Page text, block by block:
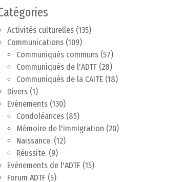
Activités culturelles (135)
Communications (109)
Communiqués communs (57)
Communiqués de l'ADTF (28)
Communiqués de la CAITE (18)
Divers (1)
Evénements (130)
Condoléances (85)
Mémoire de l'immigration (20)
Naissance. (12)
Réussite. (9)
Evènements de l'ADTF (15)
Forum ADTF (5)